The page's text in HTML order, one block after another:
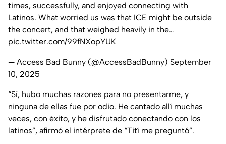
times, successfully, and enjoyed connecting with
Latinos. What worried us was that ICE might be outside
the concert, and that weighed heavily in the…
pic.twitter.com/99fNXopYUK
— Access Bad Bunny (@AccessBadBunny) September
10, 2025
“Sí, hubo muchas razones para no presentarme, y
ninguna de ellas fue por odio. He cantado allí muchas
veces, con éxito, y he disfrutado conectando con los
latinos”, afirmó el intérprete de “Tití me preguntó”.